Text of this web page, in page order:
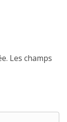
Les champs